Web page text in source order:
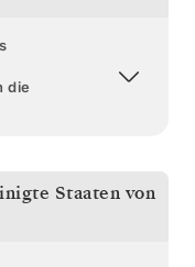
die
Staaten von